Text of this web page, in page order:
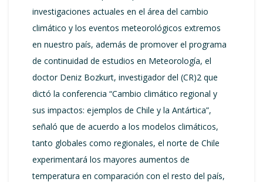
investigaciones actuales en el área del cambio
climático y los eventos meteorológicos extremos
en nuestro país, además de promover el programa
de continuidad de estudios en Meteorología, el
doctor Deniz Bozkurt, investigador del (CR)2 que
dictó la conferencia “Cambio climático regional y
sus impactos: ejemplos de Chile y la Antártica”,
señaló que de acuerdo a los modelos climáticos,
tanto globales como regionales, el norte de Chile
experimentará los mayores aumentos de
temperatura en comparación con el resto del país,